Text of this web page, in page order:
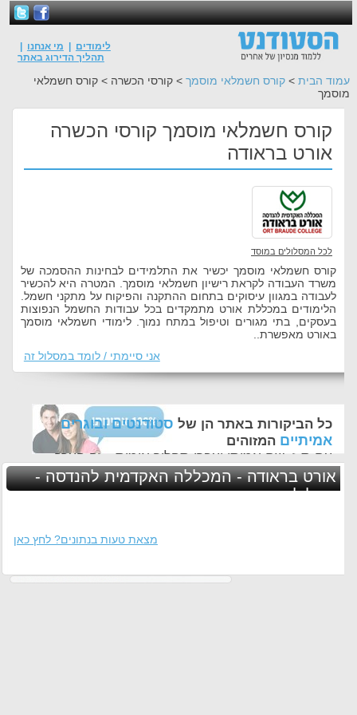
לימודים מי אנחנו
תהליך הדירוג באתר
עמוד הבית > קורס חשמלאי מוסמך > קורסי הכשרה > קורס חשמלאי
מוסמך
קורס חשמלאי מוסמך קורסי הכשרה
אורט בראודה
לכל המסלולים במוסד
קורס חשמלאי מוסמך יכשיר את התלמידים לבחינות ההסמכה של
משרד העבודה לקראת רישיון חשמלאי מוסמך. המטרה היא להכשיר
לעבודה במגוון עיסוקים בתחום ההתקנה והפיקוח על מתקני חשמל.
הלימודים במכללת אורט מתמקדים בכל עבודות החשמל הנפוצות
בעסקים, בתי מגורים וטיפול במתח נמוך. לימודי חשמלאי מוסמך
באורט מאפשרת..
אני סיימתי / לומד במסלול זה
כל הביקורות באתר הן של סטודנטים ובוגרים
אמיתיים המזוהים
עם ת.ז, שם אמיתי ועברו תהליך אימות - זה הערך
החשוב לנו ביותר באתר
אורט בראודה - המכללה האקדמית להנדסה -
מסלולים נוספים
מצאת טעות בנתונים? לחץ כאן